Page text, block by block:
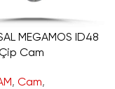
MEGAMOS ID48
Cam
, Cam,